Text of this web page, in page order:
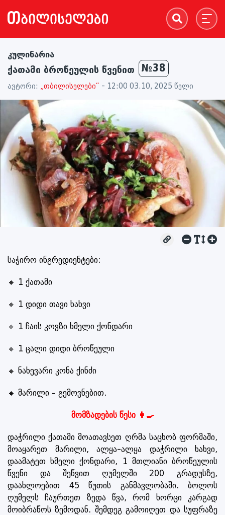
კულინარია
ქათამი ბროწეულის წვენით №38
ავტორი: „თბილისელები“ - 12:00 03.10, 2025 წელი
საჭირო ინგრედიენტები:
🔸 1 ქათამი
🔸 1 დიდი თავი ხახვი
🔸 1 ჩაის კოვზი ხმელი ქონდარი
🔸 1 ცალი დიდი ბროწეული
🔸 ნახევარი კონა ქინძი
🔸 მარილი – გემოვნებით.
მომზადების წესი 👩‍🍳
დაჭრილი ქათამი მოათავსეთ ღრმა საცხობ ფორმაში,
მოაყარეთ მარილი, ალყა-ალყა დაჭრილი ხახვი,
დაამატეთ ხმელი ქონდარი, 1 მთლიანი ბროწეულის
წვენი და შეწვით ღუმელში 200 გრადუსზე,
დაახლოებით 45 წუთის განმავლობაში. ბოლოს
ღუმელს ჩაურთეთ ზედა წვა, რომ ხორცი კარგად
მოიბრაწოს ზემოდან. შემდეგ გამოიღეთ და სუფრაზე